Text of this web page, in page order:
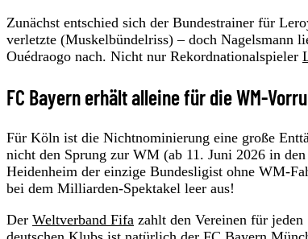
Zunächst entschied sich der Bundestrainer für
verletzte (Muskelbündelriss) – doch Nagelsmann
Ouédraogo nach. Nicht nur Rekordnationalspieler
FC Bayern erhält alleine für die WM-
Für Köln ist die Nichtnominierung eine große
nicht den Sprung zur WM (ab 11. Juni 2026 in
Heidenheim der einzige Bundesligist ohne WM-
bei dem Milliarden-Spektakel leer aus!
Der Weltverband Fifa zahlt den Vereinen für